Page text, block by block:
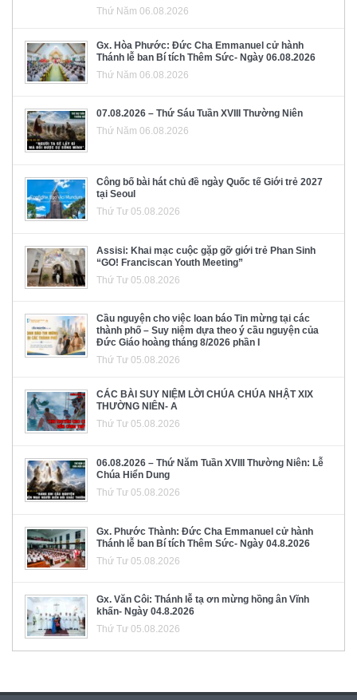
Thứ Năm 06.08.2026
Gx. Hòa Phước: Đức Cha Emmanuel cử hành
Thánh lễ ban Bí tích Thêm Sức- Ngày 06.08.2026
Thứ Năm 06.08.2026
07.08.2026 – Thứ Sáu Tuần XVIII Thường Niên
Thứ Năm 06.08.2026
Công bố bài hát chủ đề ngày Quốc tế Giới trẻ 2027
tại Seoul
Thứ Tư 05.08.2026
Assisi: Khai mạc cuộc gặp gỡ giới trẻ Phan Sinh
“GO! Franciscan Youth Meeting”
Thứ Tư 05.08.2026
Cầu nguyện cho việc loan báo Tin mừng tại các
thành phố – Suy niệm dựa theo ý cầu nguyện của
Đức Giáo hoàng tháng 8/2026 phần I
Thứ Tư 05.08.2026
CÁC BÀI SUY NIỆM LỜI CHÚA CHÚA NHẬT XIX
THƯỜNG NIÊN- A
Thứ Tư 05.08.2026
06.08.2026 – Thứ Năm Tuần XVIII Thường Niên: Lễ
Chúa Hiển Dung
Thứ Tư 05.08.2026
Gx. Phước Thành: Đức Cha Emmanuel cử hành
Thánh lễ ban Bí tích Thêm Sức- Ngày 04.8.2026
Thứ Tư 05.08.2026
Gx. Văn Côi: Thánh lễ tạ ơn mừng hồng ân Vĩnh
khấn- Ngày 04.8.2026
Thứ Tư 05.08.2026